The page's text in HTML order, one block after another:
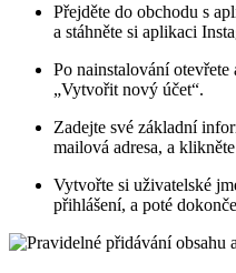
Přejděte do obchodu s
a stáhněte si aplikaci
Po nainstalování
„Vytvořit nový účet“.
Zadejte své základní
mailová adresa, a
Vytvořte si uživatelské
přihlášení, a poté